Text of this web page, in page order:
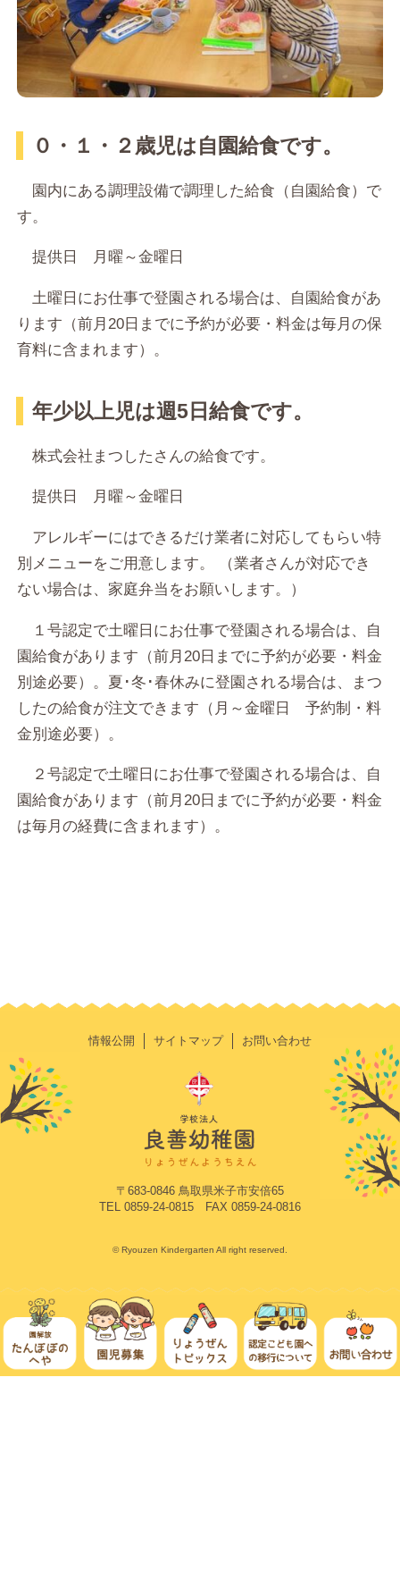
０・１・２歳児は自園給食です。
園内にある調理設備で調理した給食（自園給食）で
す。
提供日 月曜～金曜日
土曜日にお仕事で登園される場合は、自園給食があ
ります（前月20日までに予約が必要・料金は毎月の保
育料に含まれます）。
年少以上児は週5日給食です。
株式会社まつしたさんの給食です。
提供日 月曜～金曜日
アレルギーにはできるだけ業者に対応してもらい特
別メニューをご用意します。 （業者さんが対応でき
ない場合は、家庭弁当をお願いします。）
１号認定で土曜日にお仕事で登園される場合は、自
園給食があります（前月20日までに予約が必要・料金
別途必要）。夏･冬･春休みに登園される場合は、まつ
したの給食が注文できます（月～金曜日 予約制・料
金別途必要）。
２号認定で土曜日にお仕事で登園される場合は、自
園給食があります（前月20日までに予約が必要・料金
は毎月の経費に含まれます）。
情報公開 サイトマップ お問い合わせ
〒683-0846 鳥取県米子市安倍65
TEL 0859-24-0815 FAX 0859-24-0816
© Ryouzen Kindergarten All right reserved.